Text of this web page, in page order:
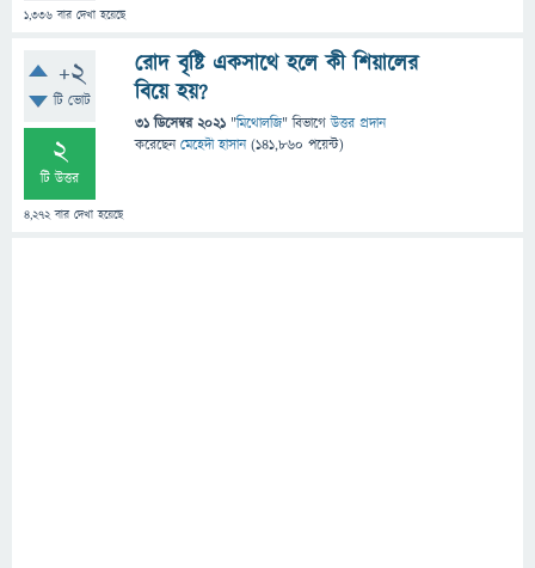
1,336 বার দেখা হয়েছে
+2
টি ভোট
2
টি উত্তর
4,272বার দেখা হয়েছে
রোদ বৃষ্টি একসাথে হলে কী শিয়ালের
বিয়ে হয়?
31 ডিসেম্বর 2021 "মিথোলজি" বিভাগে উত্তর প্রদান
করেছেনমেহেদী হাসান (141,860 পয়েন্ট)